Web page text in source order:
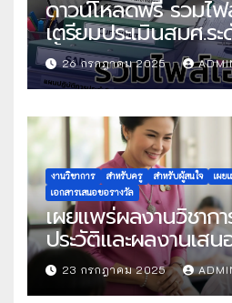
ดาวน์โหลดฟรี รวมไฟ
เตรียมประเมินสมศ.ร
พื้นฐาน
26 กรกฎาคม 2025
งานวิชาการ สำหรับครู สำหรับผู้สนใจ
เผย
เอกสารเสนอขอรางวัล
เผยแพร่ผลงานวิชาก
ประวัติและผลงานเส
ในโครงการครูดีในดว
2568 ครั้งที่ 22
23 กรกฎาคม 2025